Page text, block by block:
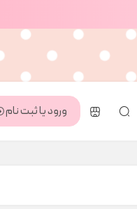
ورود یا ثبت نام